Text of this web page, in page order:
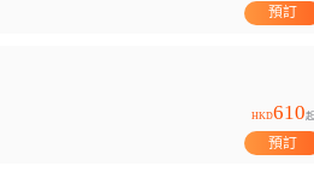
預訂
HKD610起
預訂